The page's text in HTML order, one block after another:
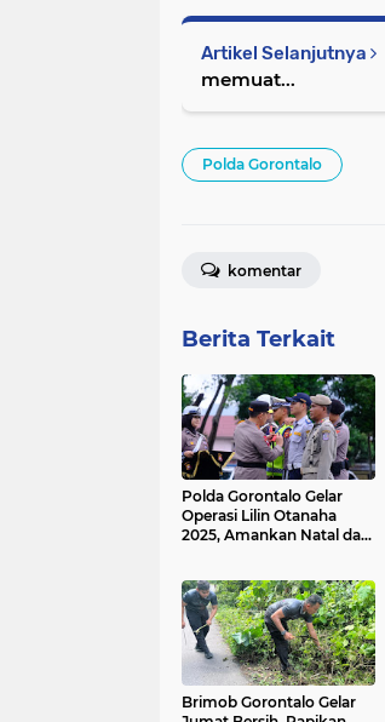
Artikel Selanjutnya
memuat...
Polda Gorontalo
komentar
Berita Terkait
Polda Gorontalo Gelar
Operasi Lilin Otanaha
2025, Amankan Natal dan
Brimob Gorontalo Gelar